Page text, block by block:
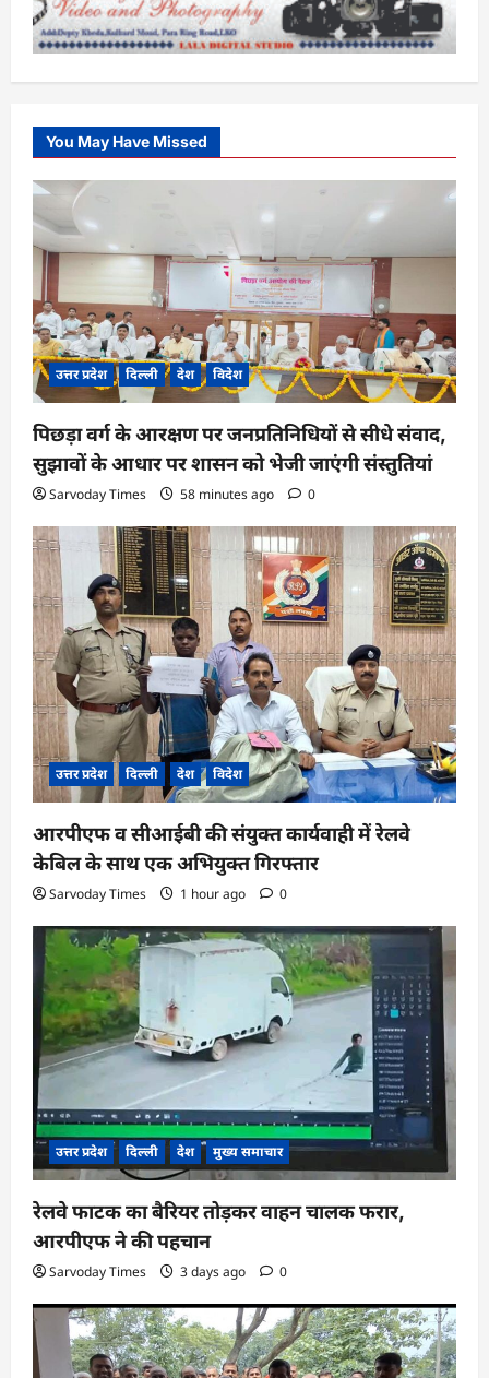
You May Have Missed
उत्तर प्रदेश दिल्ली देश विदेश
पिछड़ा वर्ग के आरक्षण पर जनप्रतिनिधियों से सीधे संवाद,
सुझावों के आधार पर शासन को भेजी जाएंगी संस्तुतियां
Sarvoday Times 58 minutes ago 0
उत्तर प्रदेश दिल्ली देश विदेश
आरपीएफ व सीआईबी की संयुक्त कार्यवाही में रेलवे
केबिल के साथ एक अभियुक्त गिरफ्तार
Sarvoday Times 1 hour ago 0
उत्तर प्रदेश दिल्ली देश मुख्य समाचार
रेलवे फाटक का बैरियर तोड़कर वाहन चालक फरार,
आरपीएफ ने की पहचान
Sarvoday Times 3 days ago 0